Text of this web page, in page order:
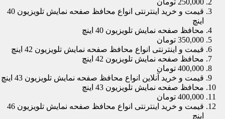
250,000 تومان
قیمت و خرید اینترنتی انواع محافظ صفحه نمایش تلویزیون 40
اینچ
محافظ صفحه نمایش تلویزیون 40 اینچ
350,000 تومان
قیمت و اینترنتی انواع محافظ صفحه نمایش تلویزیون 42 اینچ
محافظ صفحه نمایش تلویزیون 42 اینچ
400,000 تومان
قیمت و خرید آنلاین انواع محافظ صفحه نمایش تلویزیون 43 اینچ
محافظ صفحه نمایش تلویزیون 43 اینچ
400,000 تومان
قیمت و خرید اینترنتی انواع محافظ صفحه نمایش تلویزیون 46
اینچ